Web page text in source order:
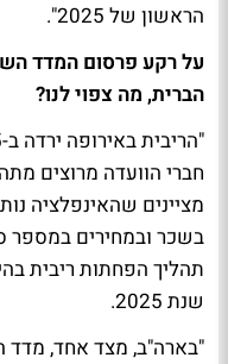
הראשון של 2025".
על רקע פרסום המדד
הברית, מה צפוי לנו?
חברי הוועדה מרוצים
מציינים שהאינפלציה
בשכר ובמחירים במספר
שנת 2025.
"בארה"ב, מצד אחד, מדד